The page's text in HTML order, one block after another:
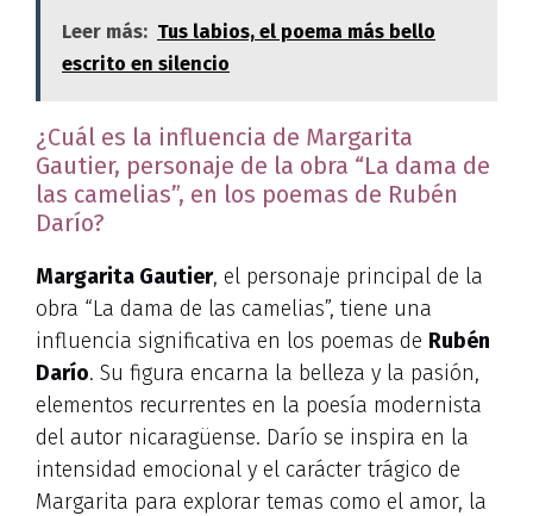
Leer más: Tus labios, el poema más bello
escrito en silencio
¿Cuál es la influencia de Margarita
Gautier, personaje de la obra “La dama de
las camelias”, en los poemas de Rubén
Darío?
Margarita Gautier, el personaje principal de la
obra “La dama de las camelias”, tiene una
influencia significativa en los poemas de Rubén
Darío. Su figura encarna la belleza y la pasión,
elementos recurrentes en la poesía modernista
del autor nicaragüense. Darío se inspira en la
intensidad emocional y el carácter trágico de
Margarita para explorar temas como el amor, la